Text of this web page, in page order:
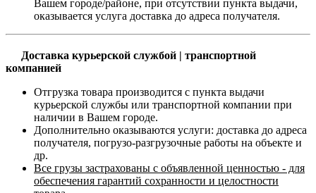
Вашем городе/районе, при отсутствии пункта выдачи,
оказывается услуга доставка до адреса получателя.
Доставка курьерской службой | транспортной
компанией
Отгрузка товара производится с пункта выдачи
курьерской службы или транспортной компании при
наличии в Вашем городе.
Дополнительно оказываются услуги: доставка до адреса
получателя, погрузо-разгрузочные работы на объекте и
др.
Все грузы застрахованы с объявленной ценностью - для
обеспечения гарантий сохранности и целостности